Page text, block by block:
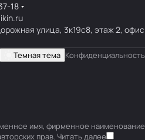
18
улица, 3к19с8, этаж 2, офис
Темная тема Конфиденциальность
имя, фирменное наименование
прав. Читать далее